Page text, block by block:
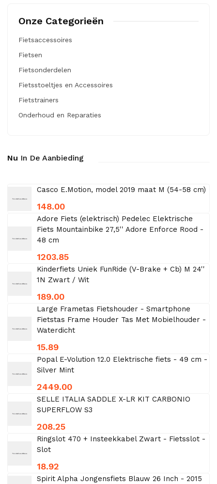
Onze Categorieën
Fietsaccessoires
Fietsen
Fietsonderdelen
Fietsstoeltjes en Accessoires
Fietstrainers
Onderhoud en Reparaties
Nu In De Aanbieding
Casco E.Motion, model 2019 maat M (54-58 cm)
148.00
Adore Fiets (elektrisch) Pedelec Elektrische
Fiets Mountainbike 27,5'' Adore Enforce Rood -
48 cm
1203.85
Kinderfiets Uniek FunRide (V-Brake + Cb) M 24''
1N Zwart / Wit
189.00
Large Frametas Fietshouder - Smartphone
Fietstas Frame Houder Tas Met Mobielhouder -
Waterdicht
15.89
Popal E-Volution 12.0 Elektrische fiets - 49 cm -
Silver Mint
2449.00
SELLE ITALIA SADDLE X-LR KIT CARBONIO
SUPERFLOW S3
208.25
Ringslot 470 + Insteekkabel Zwart - Fietsslot -
Slot
18.92
Spirit Alpha Jongensfiets Blauw 26 Inch - 2015